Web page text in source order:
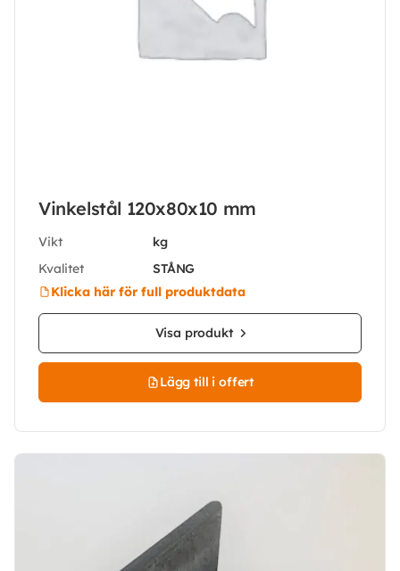
Vinkelstål 120x80x10 mm
Vikt
kg
Kvalitet
STÅNG
Klicka här för full produktdata
Visa produkt
Lägg till i offert